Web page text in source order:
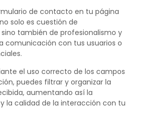
de contacto en tu página
solo es cuestión de
también de profesionalismo y
comunicación con tus usuarios o
el uso correcto de los campos
puedes filtrar y organizar la
aumentando así la
la calidad de la interacción con tu